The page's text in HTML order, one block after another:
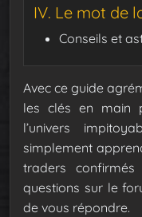
IV. Le mot de
Conseils et
Avec ce guide
les clés en main
l’univers
simplement
traders
questions sur le
de vous répondre.